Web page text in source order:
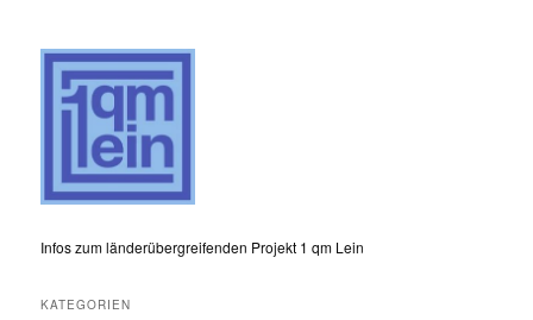
Infos zum länderübergreifenden Projekt 1 qm Lein
KATEGORIEN